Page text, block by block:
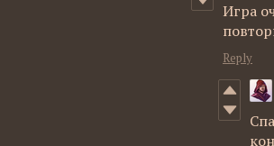
Игра
Reply